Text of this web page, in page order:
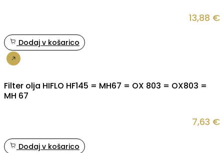
13,88 €
Dodaj v košarico
Filter olja HIFLO HF145 = MH67 = OX 803 = OX803 =
MH 67
7,63 €
Dodaj v košarico